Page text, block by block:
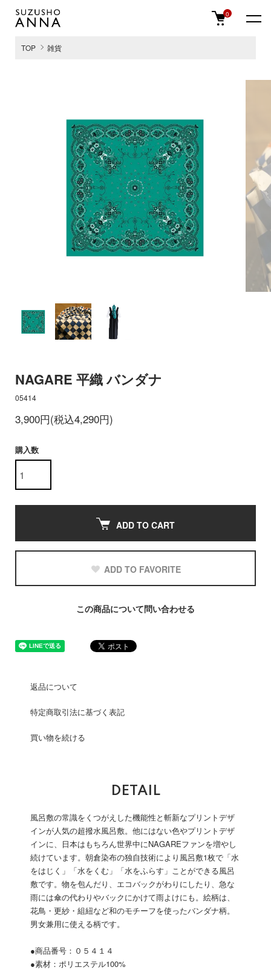
0
TOP 雑貨
NAGARE 平織 バンダナ
05414
3,900円(税込4,290円)
購入数
ADD TO CART
ADD TO FAVORITE
この商品について問い合わせる
返品について
特定商取引法に基づく表記
買い物を続ける
DETAIL
風呂敷の常識をくつがえした機能性と斬新なプリントデザ
インが人気の超撥水風呂敷。他にはない色やプリントデザ
インに、日本はもちろん世界中にNAGAREファンを増やし
続けています。朝倉染布の独自技術により風呂敷1枚で「水
をはじく」「水をくむ」「水をふらす」ことができる風呂
敷です。物を包んだり、エコバックがわりにしたり、急な
雨には傘の代わりやバックにかけて雨よけにも。絵柄は、
花鳥・更紗・組紐など和のモチーフを使ったバンダナ柄。
男女兼用に使える柄です。
●商品番号：０５４１４
●素材：ポリエステル100%